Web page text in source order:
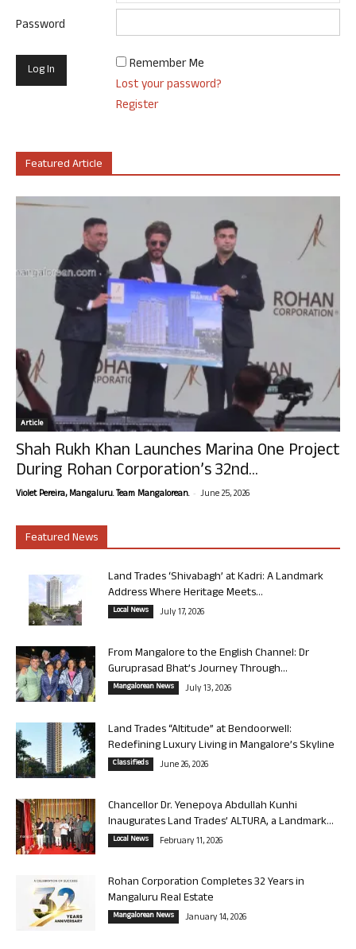
Password
Remember Me
Lost your password?
Register
Featured Article
Article
Shah Rukh Khan Launches Marina One Project
During Rohan Corporation’s 32nd...
Violet Pereira, Mangaluru. Team Mangalorean. - June 25, 2026
Featured News
Land Trades ‘Shivabagh’ at Kadri: A Landmark
Address Where Heritage Meets...
Local News July 17, 2026
From Mangalore to the English Channel: Dr
Guruprasad Bhat’s Journey Through...
Mangalorean News July 13, 2026
Land Trades “Altitude” at Bendoorwell:
Redefining Luxury Living in Mangalore’s Skyline
Classifieds June 26, 2026
Chancellor Dr. Yenepoya Abdullah Kunhi
Inaugurates Land Trades’ ALTURA, a Landmark...
Local News February 11, 2026
Rohan Corporation Completes 32 Years in
Mangaluru Real Estate
Mangalorean News January 14, 2026